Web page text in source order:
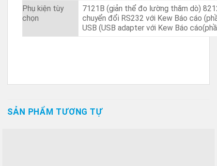
Phụ kiện tùy
chọn
7121B (giản thể đo lường thăm dò)
chuyển đổi RS232 với Kew Báo cáo
USB (USB adapter với Kew Báo
SẢN PHẨM TƯƠNG TỰ